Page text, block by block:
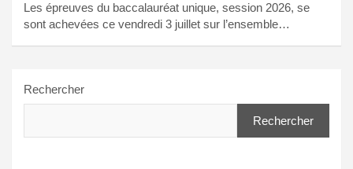
Les épreuves du baccalauréat unique, session 2026, se
sont achevées ce vendredi 3 juillet sur l’ensemble…
Rechercher
Rechercher